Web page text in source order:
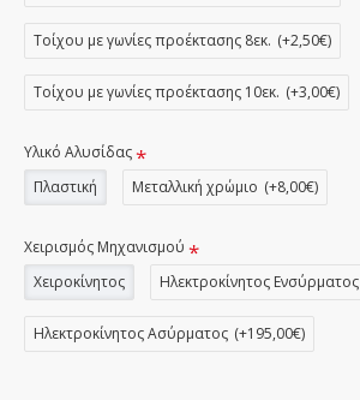
Τοίχου με γωνίες προέκτασης 8εκ. (+2,50€)
Τοίχου με γωνίες προέκτασης 10εκ. (+3,00€)
Υλικό Αλυσίδας
Πλαστική
Μεταλλική χρώμιο (+8,00€)
Χειρισμός Μηχανισμού
Χειροκίνητος
Ηλεκτροκίνητος Ενσύρματος
Ηλεκτροκίνητος Ασύρματος (+195,00€)